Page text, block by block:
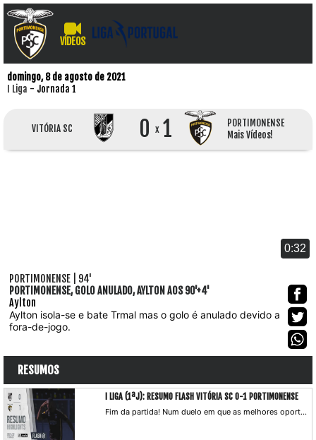
VÍDEOS
domingo, 8 de agosto de 2021
I Liga - Jornada 1
VITÓRIA SC 0 x 1
PORTIMONENSE
Mais Vídeos!
0:32
PORTIMONENSE | 94'
PORTIMONENSE, GOLO ANULADO, AYLTON AOS 90'+4'
Aylton
Aylton isola-se e bate Trmal mas o golo é anulado devido a
fora-de-jogo.
RESUMOS
I LIGA (1ªJ): RESUMO FLASH VITÓRIA SC 0-1 PORTIMONENSE
Fim da partida! Num duelo em que as melhores oportunidades pertenceram ao Vitória SC, acabou por ser o Portimonense a somar os três pontos, graças ao golo solitário de Beto à beira do fim. Os anfitriões pecaram na finalização, com duas bolas nos ferros e duas boas defesas de Samuel.